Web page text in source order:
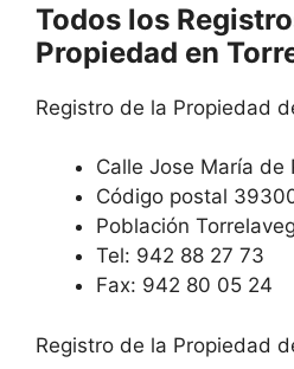
Todos los
Propiedad en
Registro de la Propiedad
Calle Jose María de
Código postal
Población
Tel: 942 88 27 73
Fax: 942 80 05 24
Registro de la Propiedad